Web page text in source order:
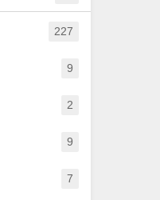
227
9
2
9
7